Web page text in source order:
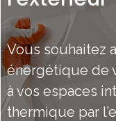
Vous souhaitez
énergétique de
à vos espaces
thermique par